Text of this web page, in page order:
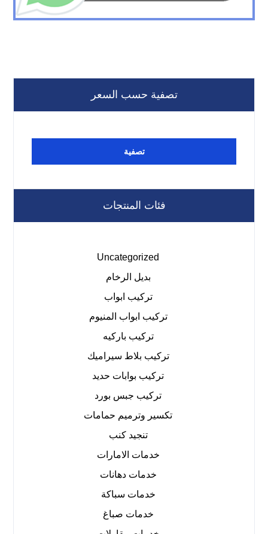
تصفية حسب السعر
تصفية
فئات المنتجات
Uncategorized
بديل الرخام
تركيب ابواب
تركيب ابواب المنيوم
تركيب باركيه
تركيب بلاط سيراميك
تركيب بوابات حديد
تركيب جبس بورد
تكسير وترميم حمامات
تنجيد كنب
خدمات الامارات
خدمات دهانات
خدمات سباكة
خدمات صباغ